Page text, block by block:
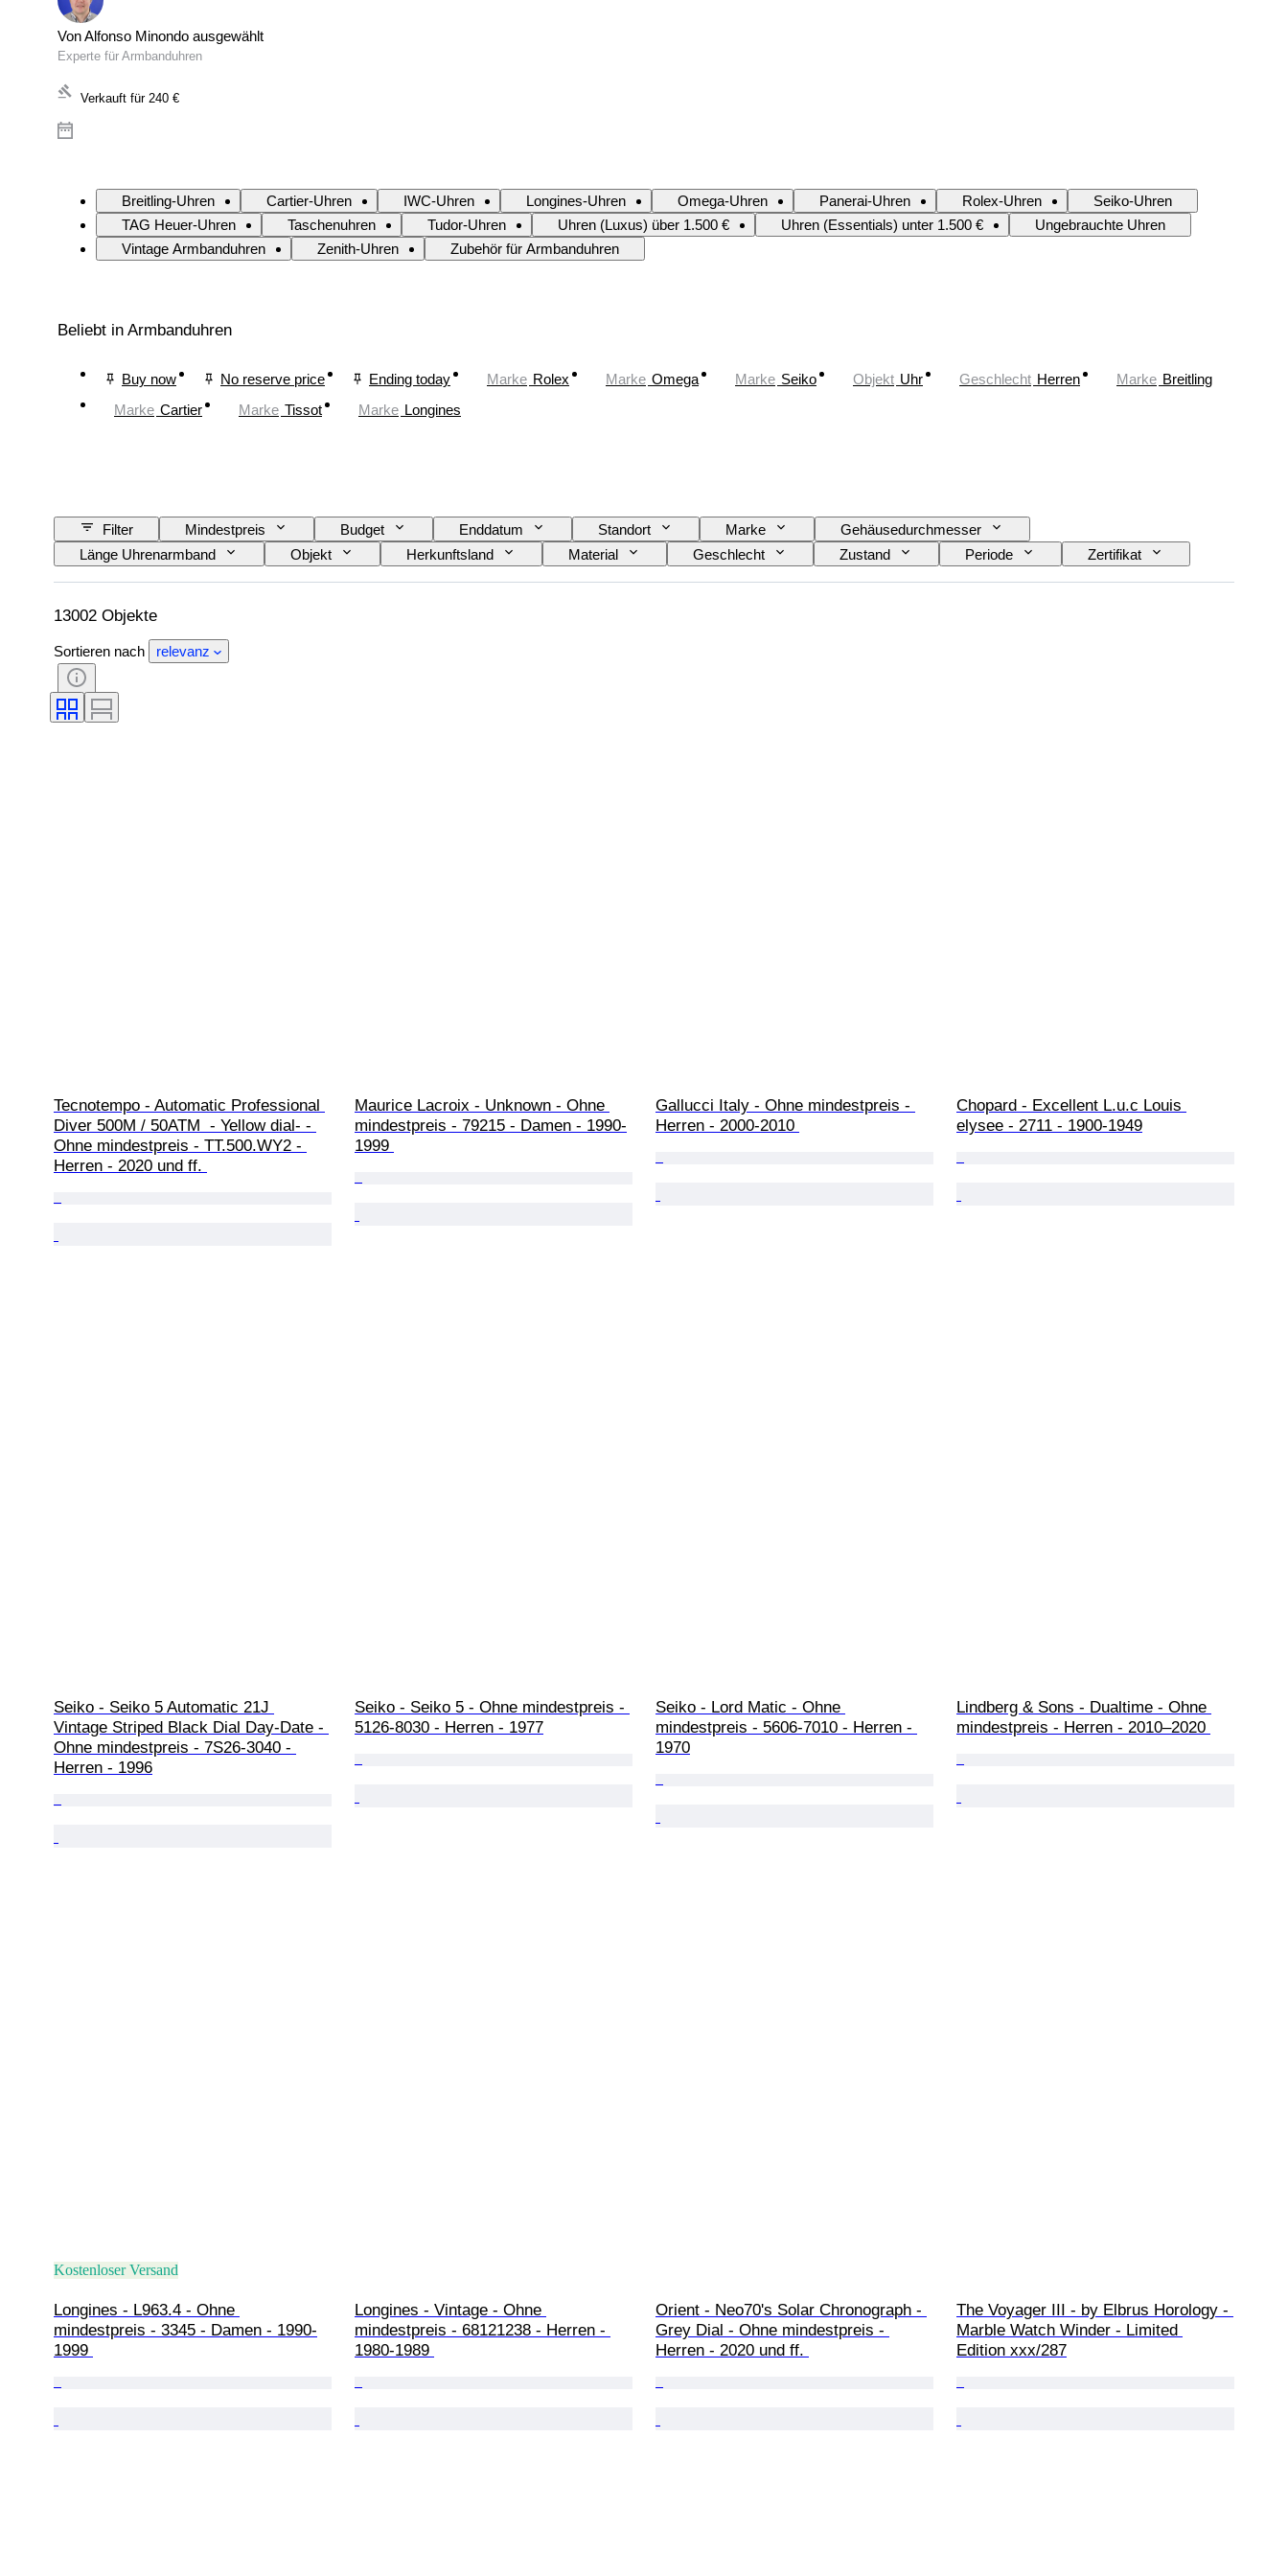
Von Alfonso Minondo ausgewählt
Experte für Armbanduhren
Verkauft für 240 €
Breitling-Uhren Cartier-Uhren IWC-Uhren Longines-Uhren Omega-Uhren Panerai-Uhren Rolex-Uhren
Seiko-Uhren
TAG Heuer-Uhren
Taschenuhren Tudor-Uhren Uhren (Luxus) über 1.500 € Uhren (Essentials) unter 1.500 €
Ungebrauchte Uhren
Vintage Armbanduhren
Zenith-Uhren Zubehör für Armbanduhren
Beliebt in Armbanduhren
Buy now No reserve price Ending today Marke Rolex Marke Omega Marke Seiko Objekt Uhr Geschlecht Herren Marke Breitling
Marke Cartier Marke Tissot Marke Longines
Filter Mindestpreis Budget Enddatum Standort Marke
Gehäusedurchmesser
Länge Uhrenarmband
Objekt Herkunftsland Material Geschlecht Zustand Periode
Zertifikat
Thema
Auflage Sprache Farbe Uhrwerk Material Uhrenarmband Epoche
Energiereserve
13002 Objekte
Sortieren nach relevanz
Tecnotempo - Automatic Professional
Diver 500M / 50ATM  - Yellow dial- -
Ohne mindestpreis - TT.500.WY2 -
Herren - 2020 und ff.
Maurice Lacroix - Unknown - Ohne
mindestpreis - 79215 - Damen - 1990-
1999
Gallucci Italy - Ohne mindestpreis -
Herren - 2000-2010
Chopard - Excellent L.u.c Louis
elysee - 2711 - 1900-1949
Seiko - Seiko 5 Automatic 21J
Vintage Striped Black Dial Day-Date -
Ohne mindestpreis - 7S26-3040 -
Herren - 1996
Seiko - Seiko 5 - Ohne mindestpreis -
5126-8030 - Herren - 1977
Seiko - Lord Matic - Ohne
mindestpreis - 5606-7010 - Herren -
1970
Lindberg & Sons - Dualtime - Ohne
mindestpreis - Herren - 2010–2020
Kostenloser Versand
Longines - L963.4 - Ohne
mindestpreis - 3345 - Damen - 1990-
1999
Longines - Vintage - Ohne
mindestpreis - 68121238 - Herren -
1980-1989
Orient - Neo70's Solar Chronograph -
Grey Dial - Ohne mindestpreis -
Herren - 2020 und ff.
The Voyager III - by Elbrus Horology -
Marble Watch Winder - Limited
Edition xxx/287